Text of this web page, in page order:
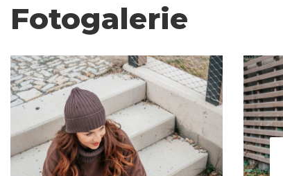
Fotogalerie